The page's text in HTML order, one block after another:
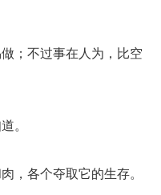
；不过事在人为，比空
。
，各个夺取它的生存。